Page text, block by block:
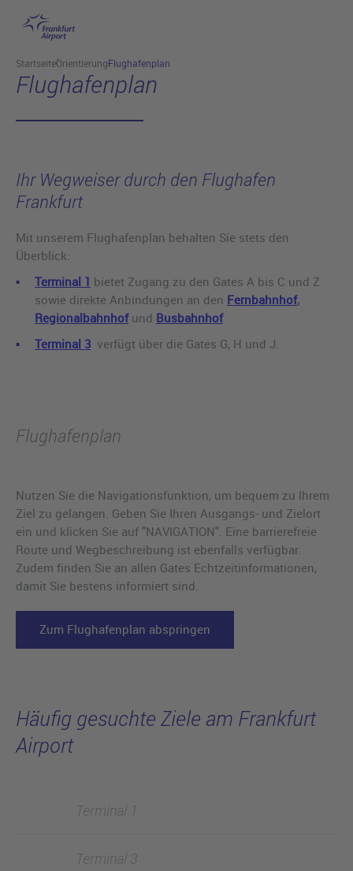
Hauptinhalt anspringen
StartseiteOrientierungFlughafenplan
Flughafenplan
Ihr Wegweiser durch den Flughafen
Frankfurt
Mit unserem Flughafenplan behalten Sie stets den
Überblick:
Terminal 1 bietet Zugang zu den Gates A bis C und Z
sowie direkte Anbindungen an den Fernbahnhof,
Regionalbahnhofund Busbahnhof
Terminal 3 verfügt über die Gates G, H und J.
Flughafenplan
Nutzen Sie die Navigationsfunktion, um bequem zu Ihrem
Ziel zu gelangen. Geben Sie Ihren Ausgangs- und Zielort
ein und klicken Sie auf "NAVIGATION". Eine barrierefreie
Route und Wegbeschreibung ist ebenfalls verfügbar.
Zudem finden Sie an allen Gates Echtzeitinformationen,
damit Sie bestens informiert sind.
Zum Flughafenplan abspringen
Häufig gesuchte Ziele am Frankfurt
Airport
Terminal 1
Terminal 3